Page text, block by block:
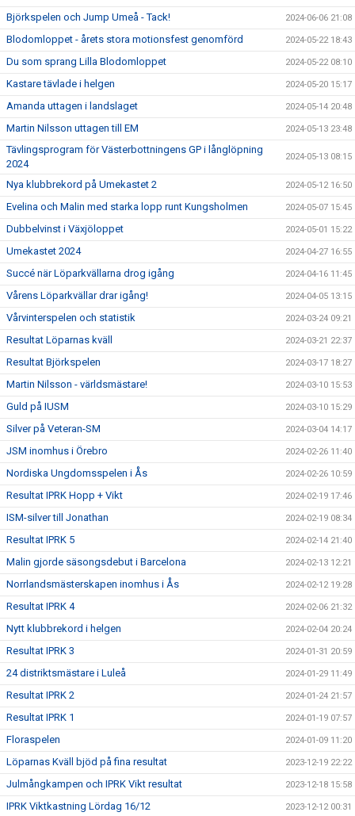
Björkspelen och Jump Umeå - Tack! 2024-06-06 21:08
Blodomloppet - årets stora motionsfest genomförd 2024-05-22 18:43
Du som sprang Lilla Blodomloppet 2024-05-22 08:10
Kastare tävlade i helgen 2024-05-20 15:17
Amanda uttagen i landslaget 2024-05-14 20:48
Martin Nilsson uttagen till EM 2024-05-13 23:48
Tävlingsprogram för Västerbottningens GP i långlöpning
2024
2024-05-13 08:15
Nya klubbrekord på Umekastet 2 2024-05-12 16:50
Evelina och Malin med starka lopp runt Kungsholmen 2024-05-07 15:45
Dubbelvinst i Växjöloppet 2024-05-01 15:22
Umekastet 2024 2024-04-27 16:55
Succé när Löparkvällarna drog igång 2024-04-16 11:45
Vårens Löparkvällar drar igång! 2024-04-05 13:15
Vårvinterspelen och statistik 2024-03-24 09:21
Resultat Löparnas kväll 2024-03-21 22:37
Resultat Björkspelen 2024-03-17 18:27
Martin Nilsson - världsmästare! 2024-03-10 15:53
Guld på IUSM 2024-03-10 15:29
Silver på Veteran-SM 2024-03-04 14:17
JSM inomhus i Örebro 2024-02-26 11:40
Nordiska Ungdomsspelen i Ås 2024-02-26 10:59
Resultat IPRK Hopp + Vikt 2024-02-19 17:46
ISM-silver till Jonathan 2024-02-19 08:34
Resultat IPRK 5 2024-02-14 21:40
Malin gjorde säsongsdebut i Barcelona 2024-02-13 12:21
Norrlandsmästerskapen inomhus i Ås 2024-02-12 19:28
Resultat IPRK 4 2024-02-06 21:32
Nytt klubbrekord i helgen 2024-02-04 20:24
Resultat IPRK 3 2024-01-31 20:59
24 distriktsmästare i Luleå 2024-01-29 11:49
Resultat IPRK 2 2024-01-24 21:57
Resultat IPRK 1 2024-01-19 07:57
Floraspelen 2024-01-09 11:20
Löparnas Kväll bjöd på fina resultat 2023-12-19 22:22
Julmångkampen och IPRK Vikt resultat 2023-12-18 15:58
IPRK Viktkastning Lördag 16/12 2023-12-12 00:31